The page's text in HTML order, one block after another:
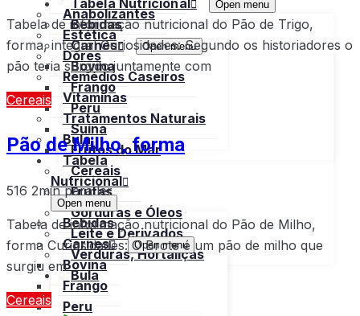
Tabela Nutricional
Open menu
Bebidas
Carnes
Open menu
Bovina
Frango
Peru
Suína
Frutos do Mar
Cereais
Frutas
Gorduras e Óleos
Leite e Derivados
Verduras, Hortaliças
Bula
Anabolizantes
Estética
Dores
Remédios Caseiros
Vitaminas
Tratamentos Naturais
Bula
Tabela
Nutricional
Open menu
Bebidas
Carnes
Open menu
Bovina
Frango
Peru
Tabela de informação nutricional do Pão de Trigo,
forma, integral Curiosidades: Segundo os historiadores o
pão teria surgido juntamente com
Cereais
Pão de Milho, forma
516 2min para ler
Tabela de informação nutricional do Pão de Milho,
forma Curiosidades: O Brote é um pão de milho que
surgiu em
Cereais